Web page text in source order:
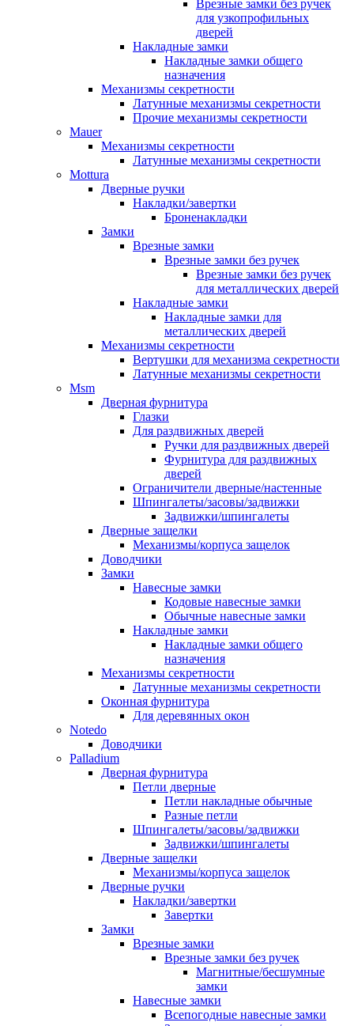
Врезные замки без ручек
для узкопрофильных
дверей
Накладные замки
Накладные замки общего
назначения
Механизмы секретности
Латунные механизмы секретности
Прочие механизмы секретности
Mauer
Механизмы секретности
Латунные механизмы секретности
Mottura
Дверные ручки
Накладки/завертки
Броненакладки
Замки
Врезные замки
Врезные замки без ручек
Врезные замки без ручек
для металлических дверей
Накладные замки
Накладные замки для
металлических дверей
Механизмы секретности
Вертушки для механизма секретности
Латунные механизмы секретности
Msm
Дверная фурнитура
Глазки
Для раздвижных дверей
Ручки для раздвижных дверей
Фурнитура для раздвижных
дверей
Ограничители дверные/настенные
Шпингалеты/засовы/задвижки
Задвижки/шпингалеты
Дверные защелки
Механизмы/корпуса защелок
Доводчики
Замки
Навесные замки
Кодовые навесные замки
Обычные навесные замки
Накладные замки
Накладные замки общего
назначения
Механизмы секретности
Латунные механизмы секретности
Оконная фурнитура
Для деревянных окон
Notedo
Доводчики
Palladium
Дверная фурнитура
Петли дверные
Петли накладные обычные
Разные петли
Шпингалеты/засовы/задвижки
Задвижки/шпингалеты
Дверные защелки
Механизмы/корпуса защелок
Дверные ручки
Накладки/завертки
Завертки
Замки
Врезные замки
Врезные замки без ручек
Магнитные/бесшумные
замки
Навесные замки
Всепогодные навесные замки